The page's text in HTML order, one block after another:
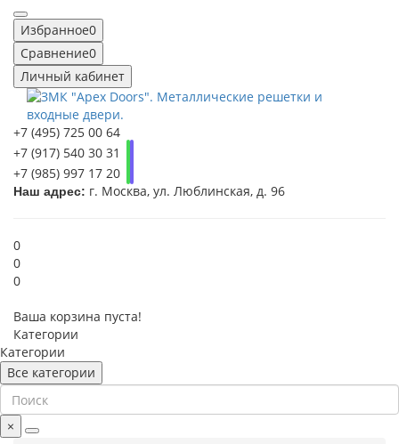
Избранное0
Сравнение0
Личный кабинет
+7 (495) 725 00 64
+7 (917) 540 30 31
+7 (985) 997 17 20
Наш адрес: г. Москва, ул. Люблинская, д. 96
0
0
0
Ваша корзина пуста!
Категории
Категории
Все категории
×